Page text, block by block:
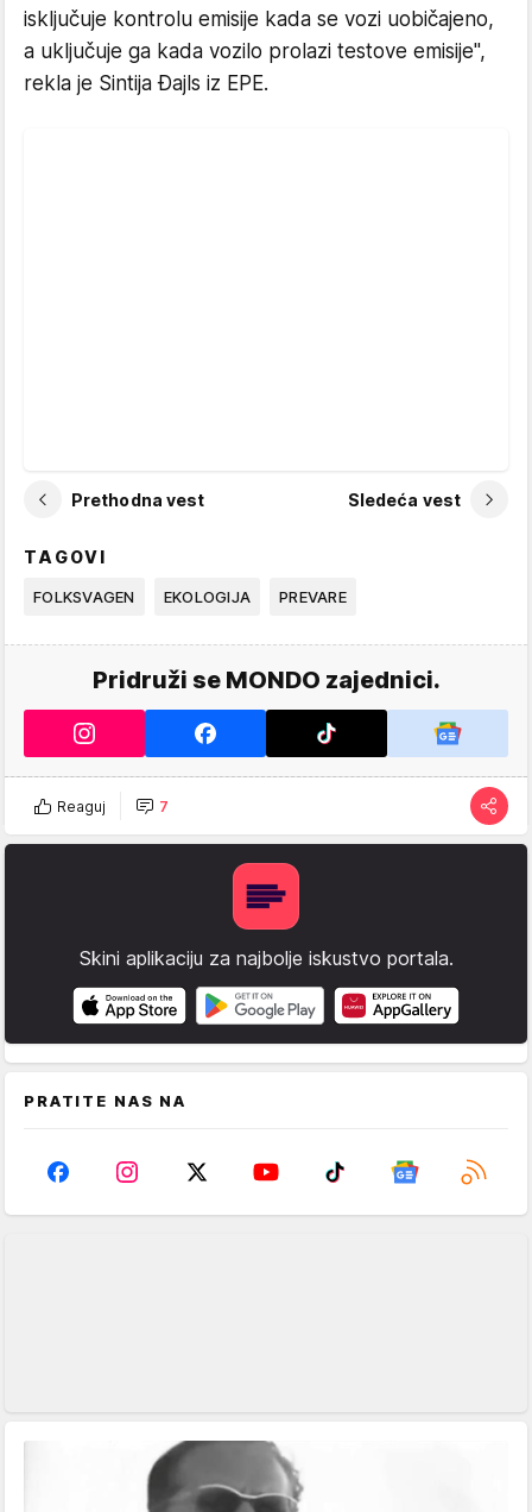
isključuje kontrolu emisije kada se vozi uobičajeno,
a uključuje ga kada vozilo prolazi testove emisije",
rekla je Sintija Đajls iz EPE.
Prethodna vest Sledeća vest
TAGOVI
FOLKSVAGEN EKOLOGIJA PREVARE
Pridruži se MONDO zajednici.
Reaguj 7
Skini aplikaciju za najbolje iskustvo portala.
PRATITE NAS NA